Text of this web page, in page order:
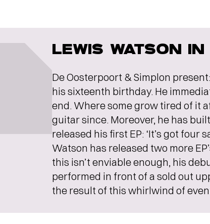
LEWIS WATSON
De Oosterpoort & Simplon
his sixteenth birthday. He
end. Where some grow tired of it
guitar since. Moreover, he has
released his first EP: ‘It’s got four
Watson has released two more
this isn’t enviable enough, his
performed in front of a sold out
the result of this whirlwind of